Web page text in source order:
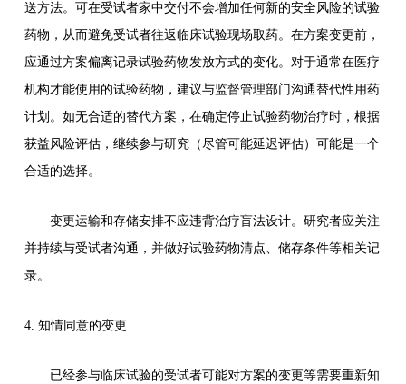
送方法。可在受试者家中交付不会增加任何新的安全风险的试验
药物，从而避免受试者往返临床试验现场取药。在方案变更前，
应通过方案偏离记录试验药物发放方式的变化。对于通常在医疗
机构才能使用的试验药物，建议与监督管理部门沟通替代性用药
计划。如无合适的替代方案，在确定停止试验药物治疗时，根据
获益风险评估，继续参与研究（尽管可能延迟评估）可能是一个
合适的选择。
变更运输和存储安排不应违背治疗盲法设计。研究者应关注
并持续与受试者沟通，并做好试验药物清点、储存条件等相关记
录。
4. 知情同意的变更
已经参与临床试验的受试者可能对方案的变更等需要重新知